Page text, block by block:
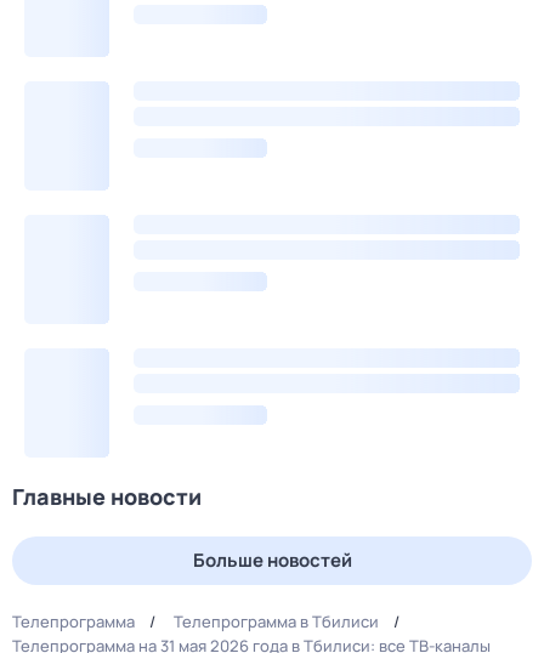
Главные новости
Больше новостей
Телепрограмма
Телепрограмма в Тбилиси
Телепрограмма на 31 мая 2026 года в Тбилиси: все ТВ-каналы